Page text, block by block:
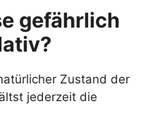
gefährlich
Zustand der
jederzeit die